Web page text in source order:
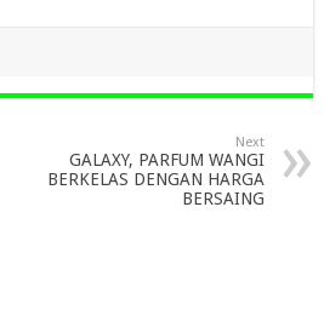
Next
GALAXY, PARFUM WANGI
BERKELAS DENGAN HARGA
BERSAING